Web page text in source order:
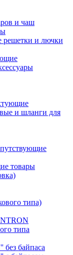
и чаш
решетки и лючки
и шланги для
товары
типа)
типа
без байпаса